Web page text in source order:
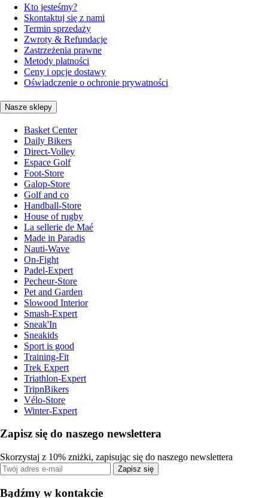
Kto jesteśmy?
Skontaktuj się z nami
Termin sprzedaży
Zwroty & Refundacje
Zastrzeżenia prawne
Metody płatności
Ceny i opcje dostawy
Oświadczenie o ochronie prywatności
Nasze sklepy
Basket Center
Daily Bikers
Direct-Volley
Espace Golf
Foot-Store
Galop-Store
Golf and co
Handball-Store
House of rugby
La sellerie de Maé
Made in Paradis
Nauti-Wave
On-Fight
Padel-Expert
Pecheur-Store
Pet and Garden
Slowood Interior
Smash-Expert
Sneak'In
Sneakids
Sport is good
Training-Fit
Trek Expert
Triathlon-Expert
TripnBikers
Vélo-Store
Winter-Expert
Zapisz się do naszego newslettera
Skorzystaj z 10% zniżki, zapisując się do naszego newslettera
Zapisz się
Bądźmy w kontakcie